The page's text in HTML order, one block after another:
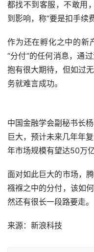
都找不到客服，不敢用
到影响，称“要是扣手续
作为还在孵化之中的新
“分付”的任何消息，通
抱有很大期待，但如过
务就难言成功。
中国金融学会副秘书长
巨大，预计未来几年年
年市场规模有望达50万亿
面对如此巨大的市场，
襁褓之中的分付，该如
然还有很长一段路要走。
来源：新浪科技